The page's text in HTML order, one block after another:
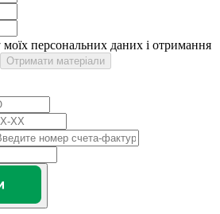
персональних даних і отримання
Отримати матеріали